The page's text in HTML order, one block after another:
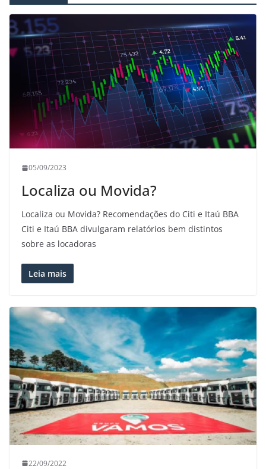
05/09/2023
Localiza ou Movida?
Localiza ou Movida? Recomendações do Citi e Itaú BBA
Citi e Itaú BBA divulgaram relatórios bem distintos
sobre as locadoras
Leia mais
22/09/2022